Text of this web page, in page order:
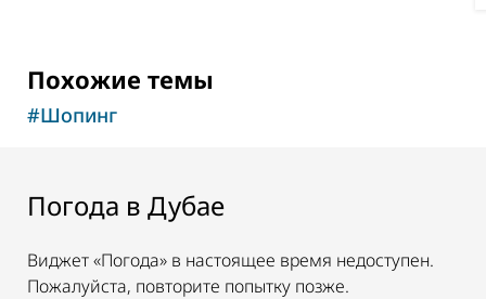
Похожие темы
#Шопинг
Погода в Дубае
Виджет «Погода» в настоящее время недоступен.
Пожалуйста, повторите попытку позже.